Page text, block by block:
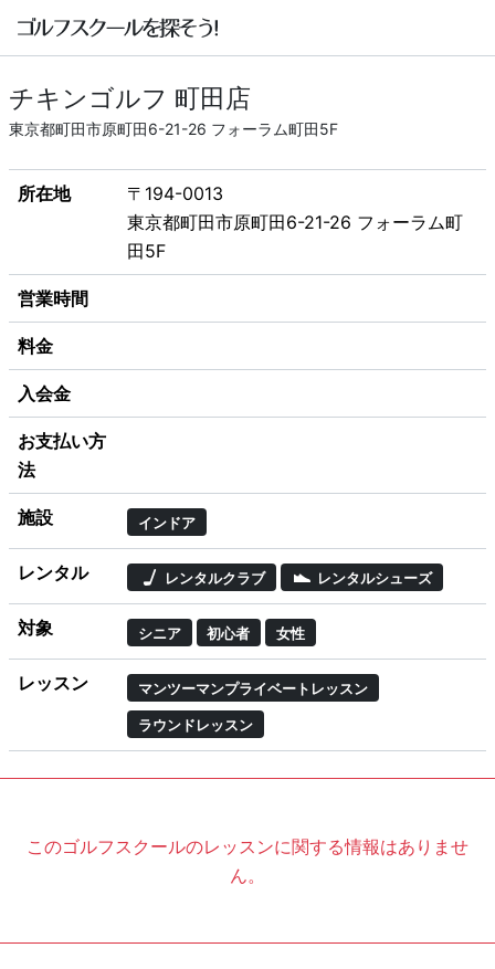
チキンゴルフ 町田店
東京都町田市原町田6-21-26 フォーラム町田5F
所在地
〒194-0013
東京都町田市原町田6-21-26 フォーラム町
田5F
営業時間
料金
入会金
お支払い方
法
施設 インドア
レンタル レンタルクラブ レンタルシューズ
対象 シニア 初心者 女性
レッスン マンツーマンプライベートレッスン
ラウンドレッスン
このゴルフスクールのレッスンに関する情報はありませ
ん。